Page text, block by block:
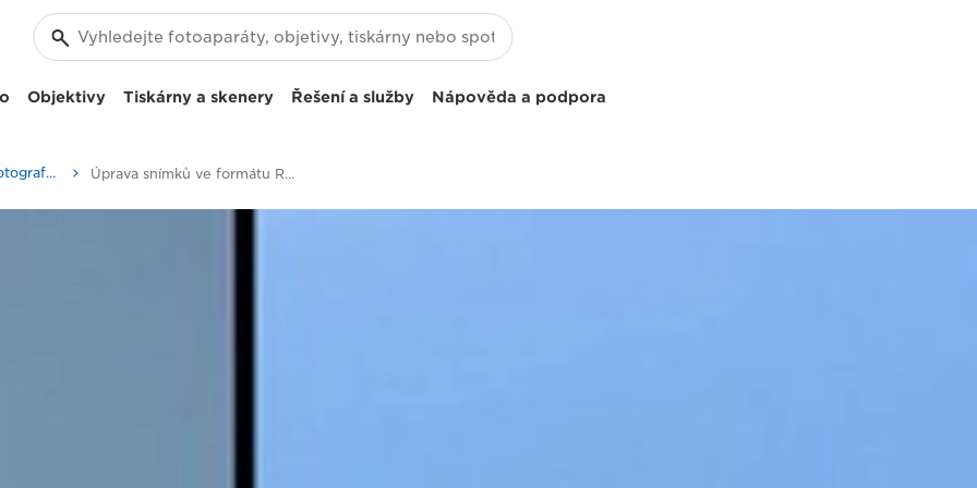
Objektivy Tiskárny a skenery Řešení a služby Nápověda a podpora
Tipy a techniky pro fotografování a tisk Úprava snímků ve formátu RAW v softwaru DPP